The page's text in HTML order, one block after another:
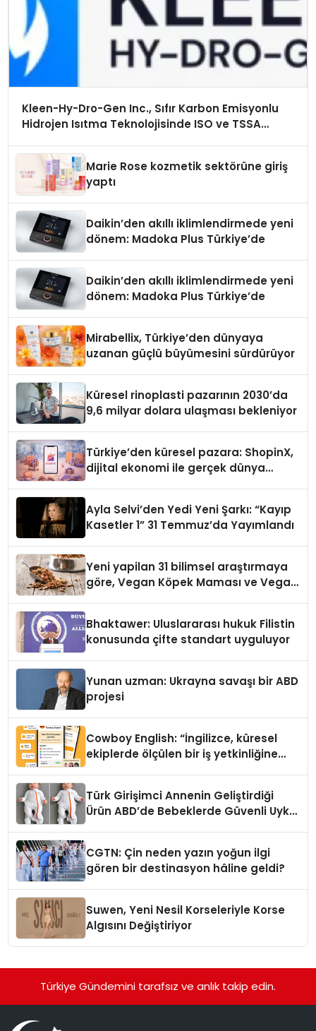
Kleen-Hy-Dro-Gen Inc., Sıfır Karbon Emisyonlu
Hidrojen Isıtma Teknolojisinde ISO ve TSSA
Marie Rose kozmetik sektörüne giriş
yaptı
Daikin’den akıllı iklimlendirmede yeni
dönem: Madoka Plus Türkiye’de
Daikin’den akıllı iklimlendirmede yeni
dönem: Madoka Plus Türkiye’de
Mirabellix, Türkiye’den dünyaya
uzanan güçlü büyümesini sürdürüyor
Küresel rinoplasti pazarının 2030’da
9,6 milyar dolara ulaşması bekleniyor
Türkiye’den küresel pazara: ShopinX,
dijital ekonomi ile gerçek dünya
Ayla Selvi’den Yedi Yeni Şarkı: “Kayıp
Kasetler 1” 31 Temmuz’da Yayımlandı
Yeni yapilan 31 bilimsel araştırmaya
göre, Vegan Köpek Maması ve Vegan
Bhaktawer: Uluslararası hukuk Filistin
konusunda çifte standart uyguluyor
Yunan uzman: Ukrayna savaşı bir ABD
projesi
Cowboy English: “İngilizce, küresel
ekiplerde ölçülen bir iş yetkinliğine
Türk Girişimci Annenin Geliştirdiği
Ürün ABD’de Bebeklerde Güvenli Uyku
CGTN: Çin neden yazın yoğun ilgi
gören bir destinasyon hâline geldi?
Suwen, Yeni Nesil Korseleriyle Korse
Algısını Değiştiriyor
Türkiye Gündemini tarafsız ve anlık takip edin.